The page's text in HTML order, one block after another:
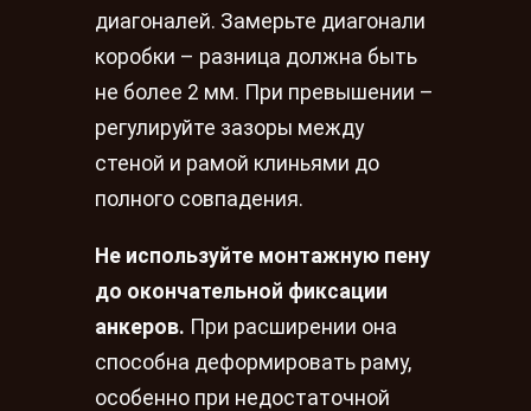
диагоналей. Замерьте диагонали
коробки – разница должна быть
не более 2 мм. При превышении –
регулируйте зазоры между
стеной и рамой клиньями до
полного совпадения.
Не используйте монтажную пену
до окончательной фиксации
анкеров. При расширении она
способна деформировать раму,
особенно при недостаточной